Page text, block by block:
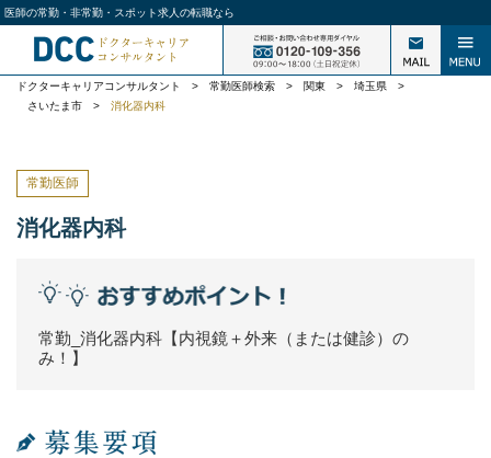
医師の常勤・非常勤・スポット求人の転職なら
ドクターキャリアコンサルタント > 常勤医師検索 > 関東 > 埼玉県 >
さいたま市 > 消化器内科
常勤医師
消化器内科
常勤_消化器内科【内視鏡＋外来（または健診）の
み！】